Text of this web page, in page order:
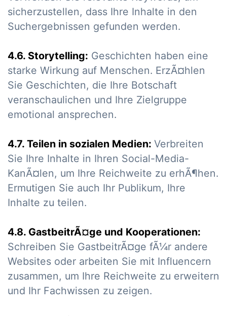
sicherzustellen, dass Ihre Inhalte in den
Suchergebnissen gefunden werden.
4.6. Storytelling: Geschichten haben eine
starke Wirkung auf Menschen. ErzÃ¤hlen
Sie Geschichten, die Ihre Botschaft
veranschaulichen und Ihre Zielgruppe
emotional ansprechen.
4.7. Teilen in sozialen Medien: Verbreiten
Sie Ihre Inhalte in Ihren Social-Media-
KanÃ¤len, um Ihre Reichweite zu erhÃ¶hen.
Ermutigen Sie auch Ihr Publikum, Ihre
Inhalte zu teilen.
4.8. GastbeitrÃ¤ge und Kooperationen:
Schreiben Sie GastbeitrÃ¤ge fÃ¼r andere
Websites oder arbeiten Sie mit Influencern
zusammen, um Ihre Reichweite zu erweitern
und Ihr Fachwissen zu zeigen.